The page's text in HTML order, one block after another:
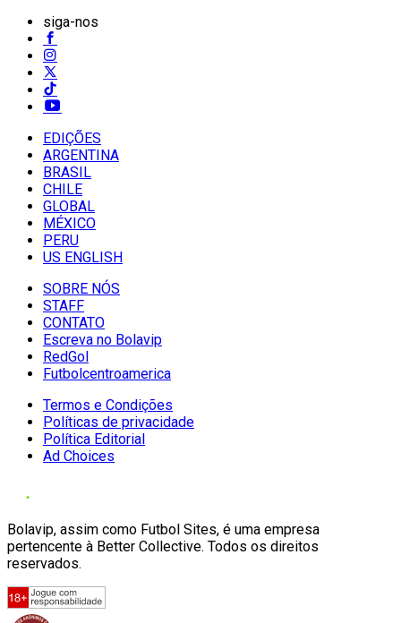
siga-nos
EDIÇÕES
ARGENTINA
BRASIL
CHILE
GLOBAL
MÉXICO
PERU
US ENGLISH
SOBRE NÓS
STAFF
CONTATO
Escreva no Bolavip
RedGol
Futbolcentroamerica
Termos e Condições
Políticas de privacidade
Política Editorial
Ad Choices
Bolavip, assim como Futbol Sites, é uma empresa
pertencente à Better Collective. Todos os direitos
reservados.